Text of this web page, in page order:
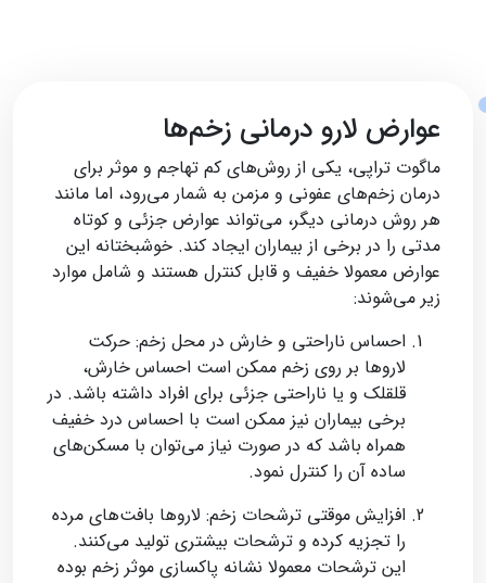
عوارض لارو درمانی زخم‌ها
ماگوت تراپی، یکی از روش‌های کم تهاجم و موثر برای
درمان زخم‌های عفونی و مزمن به شمار می‌رود، اما مانند
هر روش درمانی دیگر، می‌تواند عوارض جزئی و کوتاه
مدتی را در برخی از بیماران ایجاد کند. خوشبختانه این
عوارض معمولا خفیف و قابل کنترل هستند و شامل موارد
زیر می‌شوند:
احساس ناراحتی و خارش در محل زخم: حرکت
لاروها بر روی زخم ممکن است احساس خارش،
قلقلک و یا ناراحتی جزئی برای افراد داشته باشد. در
برخی بیماران نیز ممکن است با احساس درد خفیف
همراه باشد که در صورت نیاز می‌توان با مسکن‌های
ساده آن را کنترل نمود.
افزایش موقتی ترشحات زخم: لاروها بافت‌های مرده
را تجزیه کرده و ترشحات بیشتری تولید می‌کنند.
این ترشحات معمولا نشانه پاکسازی موثر زخم بوده